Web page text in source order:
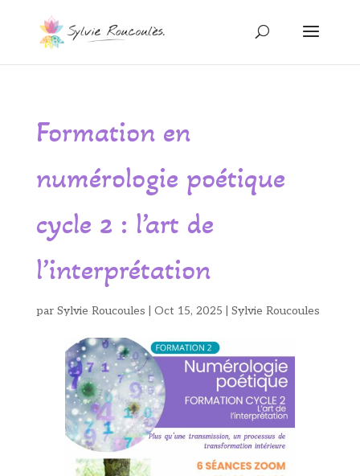
Formation en
numérologie poétique
cycle 2 : l’art de
l’interprétation
par Sylvie Roucoules Oct 15, 2025 Sylvie Roucoules